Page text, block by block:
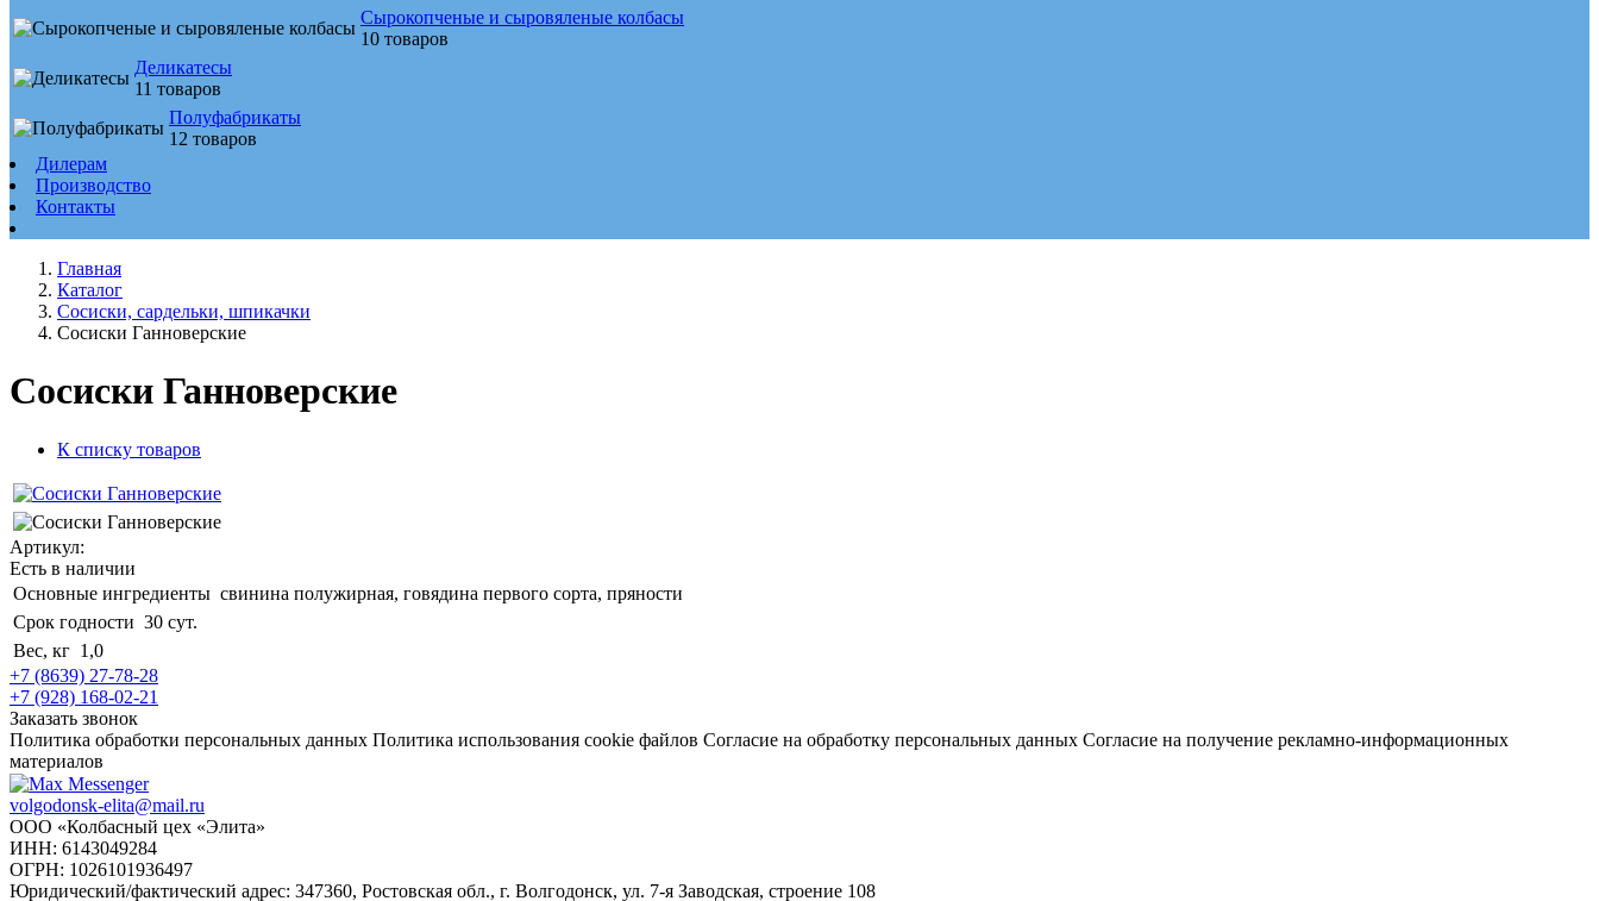
Сырокопченые и сыровяленые колбасы
10 товаров
Деликатесы
11 товаров
Полуфабрикаты
12 товаров
Дилерам
Производство
Контакты
Главная
Каталог
Сосиски, сардельки, шпикачки
Сосиски Ганноверские
Сосиски Ганноверские
К списку товаров
Артикул:
Есть в наличии
Основные ингредиенты свинина полужирная, говядина первого сорта, пряности
Срок годности 30 сут.
Вес, кг 1,0
+7 (8639) 27-78-28
+7 (928) 168-02-21
Заказать звонок
Политика обработки персональных данных Политика использования cookie файлов Согласие на обработку персональных данных Согласие на получение рекламно-информационных
материалов
volgodonsk-elita@mail.ru
ООО «Колбасный цех «Элита»
ИНН: 6143049284
ОГРН: 1026101936497
Юридический/фактический адрес: 347360, Ростовская обл., г. Волгодонск, ул. 7-я Заводская, строение 108